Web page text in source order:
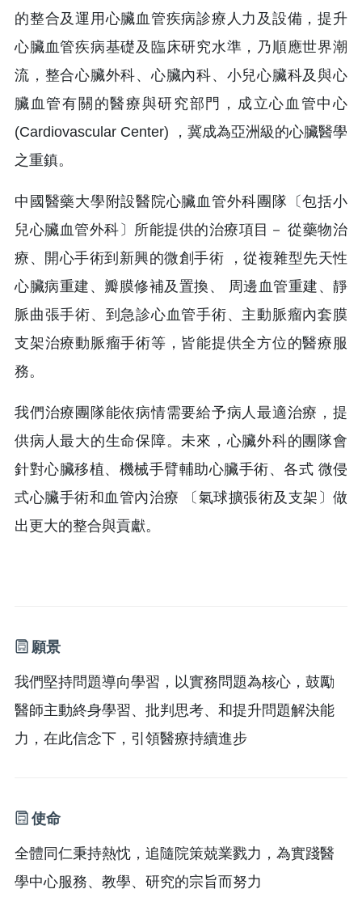
的整合及運用心臟血管疾病診療人力及設備，提升
心臟血管疾病基礎及臨床研究水準，乃順應世界潮
流，整合心臟外科、心臟內科、小兒心臟科及與心
臟血管有關的醫療與研究部門，成立心血管中心
(Cardiovascular Center) ，冀成為亞洲級的心臟醫學
之重鎮。
中國醫藥大學附設醫院心臟血管外科團隊〔包括小
兒心臟血管外科〕所能提供的治療項目－ 從藥物治
療、開心手術到新興的微創手術 ，從複雜型先天性
心臟病重建、瓣膜修補及置換、 周邊血管重建、靜
脈曲張手術、到急診心血管手術、主動脈瘤內套膜
支架治療動脈瘤手術等，皆能提供全方位的醫療服
務。
我們治療團隊能依病情需要給予病人最適治療，提
供病人最大的生命保障。未來，心臟外科的團隊會
針對心臟移植、機械手臂輔助心臟手術、各式 微侵
式心臟手術和血管內治療 〔氣球擴張術及支架〕做
出更大的整合與貢獻。
願景
我們堅持問題導向學習，以實務問題為核心，鼓勵
醫師主動終身學習、批判思考、和提升問題解決能
力，在此信念下，引領醫療持續進步
使命
全體同仁秉持熱忱，追隨院策兢業戮力，為實踐醫
學中心服務、教學、研究的宗旨而努力